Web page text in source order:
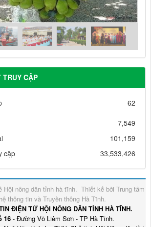
CẬP
62
7,549
101,159
cập
33,533,426
Hội nông dân tỉnh hà tĩnh. Thiết kế bởi Trung tâm
thông tin và Truyền thông Hà Tĩnh.
ĐIỆN TỬ HỘI NÔNG DÂN TỈNH HÀ TĨNH.
16 - Đường Võ Liêm Sơn - TP Hà Tĩnh.